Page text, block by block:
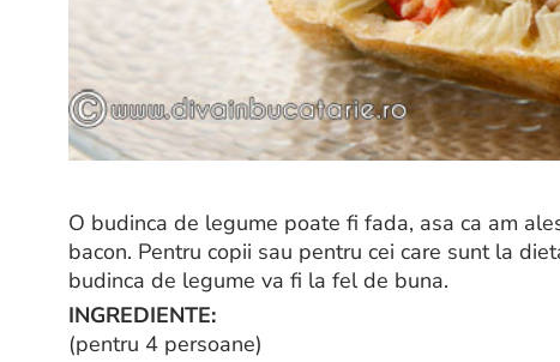
O budinca de legume poate fi fada, asa ca am
bacon. Pentru copii sau pentru cei care sunt la
budinca de legume va fi la fel de buna.
INGREDIENTE:
(pentru 4 persoane)